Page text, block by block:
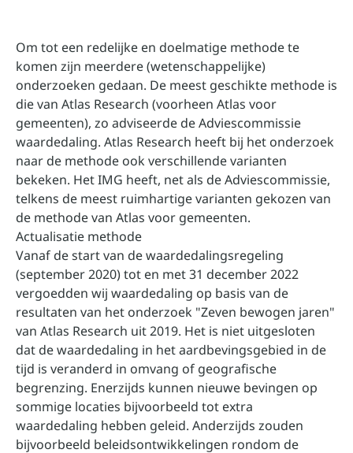
Om tot een redelijke en doelmatige methode te
komen zijn meerdere (wetenschappelijke)
onderzoeken gedaan. De meest geschikte methode is
die van Atlas Research (voorheen Atlas voor
gemeenten), zo adviseerde de Adviescommissie
waardedaling. Atlas Research heeft bij het onderzoek
naar de methode ook verschillende varianten
bekeken. Het IMG heeft, net als de Adviescommissie,
telkens de meest ruimhartige varianten gekozen van
de methode van Atlas voor gemeenten.
Actualisatie methode
Vanaf de start van de waardedalingsregeling
(september 2020) tot en met 31 december 2022
vergoedden wij waardedaling op basis van de
resultaten van het onderzoek "Zeven bewogen jaren"
van Atlas Research uit 2019. Het is niet uitgesloten
dat de waardedaling in het aardbevingsgebied in de
tijd is veranderd in omvang of geografische
begrenzing. Enerzijds kunnen nieuwe bevingen op
sommige locaties bijvoorbeeld tot extra
waardedaling hebben geleid. Anderzijds zouden
bijvoorbeeld beleidsontwikkelingen rondom de